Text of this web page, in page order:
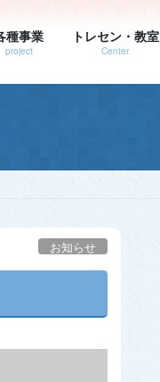
種事業
project
トレセン・教室
Center
お知らせ